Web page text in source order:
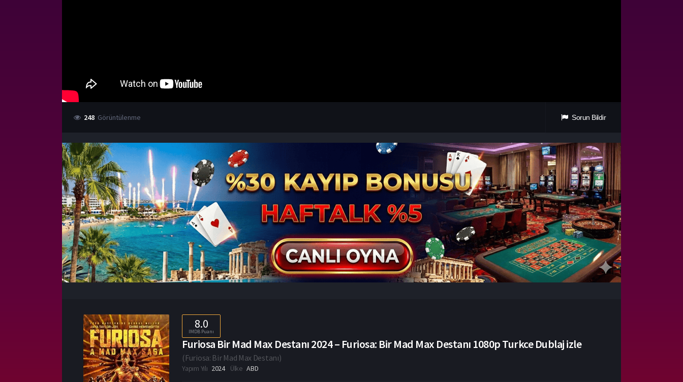
248 Görüntülenme Sorun Bildir
8.0
IMDB Puanı
Furiosa Bir Mad Max Destanı 2024 – Furiosa: Bir Mad Max Destanı 1080p Turkce Dublaj izle
(Furiosa: Bir Mad Max Destanı)
Yapım Yılı 2024 Ülke ABD